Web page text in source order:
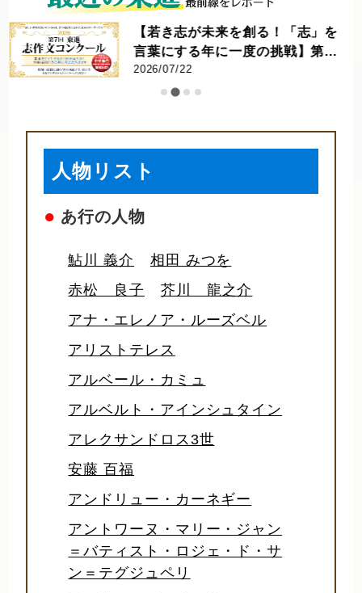
【東進進学情報 vol.525】大学で
の学びの内容を知る② ｜学問とし
てのスポーツに迫る! ｜競技力向
上・健康増進から産業・文化ま
タビュー
2026/07/16
人物リスト
● あ行の人物
鮎川 義介
相田 みつを
赤松 良子
芥川 龍之介
アナ・エレノア・ルーズベル
アリストテレス
アルベール・カミュ
アルベルト・アインシュタイン
アレクサンドロス3世
安藤 百福
アンドリュー・カーネギー
アントワーヌ・マリー・ジャン
＝バティスト・ロジェ・ド・サ
ン＝テグジュペリ